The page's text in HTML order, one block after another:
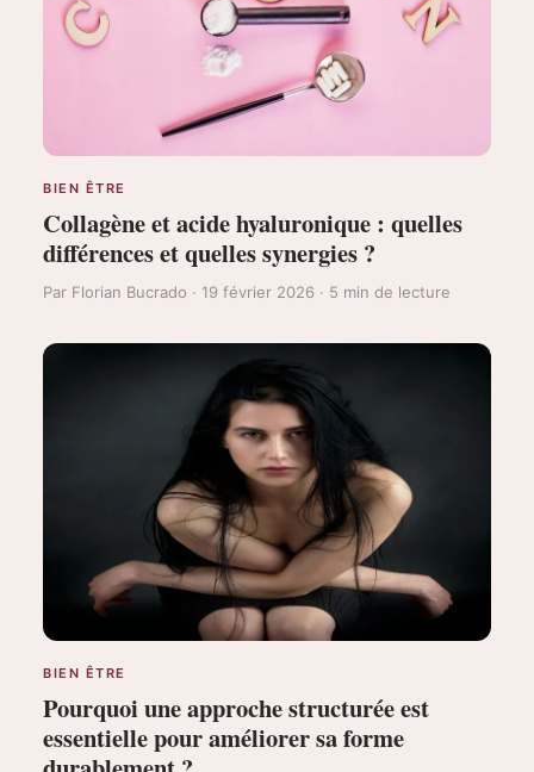
BIEN ÊTRE
Collagène et acide hyaluronique : quelles
différences et quelles synergies ?
Par Florian Bucrado · 19 février 2026 · 5 min de lecture
BIEN ÊTRE
Pourquoi une approche structurée est
essentielle pour améliorer sa forme